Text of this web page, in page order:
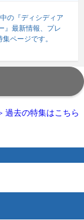
の『ディシディア
』最新情報、プレ
ページです。
過去の特集はこちら